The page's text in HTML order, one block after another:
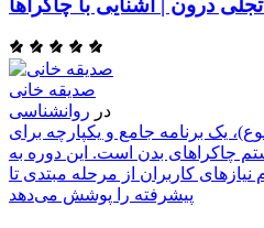
درون | آشنایی با چاکراها
صدیقه خانی
در روانشناسی
یک برنامه جامع و یکپارچه برای
چاکراهای بدن است. این دوره به
کاربران از مرحله مبتدی تا
پیشرفته را پوشش می‌دهد